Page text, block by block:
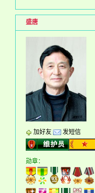
盛唐
加好友 发短信
勋章：